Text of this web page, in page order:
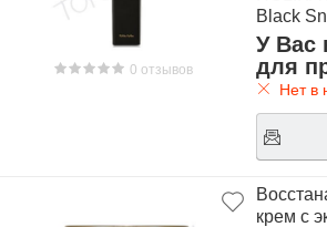
0 отзывов
Black
Toner
У Вас
для
Нет в
крем с